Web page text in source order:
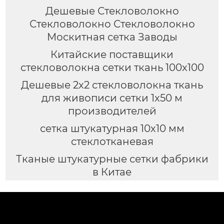
Дешевые Стекловолокно
Стекловолокно Стекловолокно
Москитная сетка Заводы
Китайские поставщики
стекловолокна сетки ткань 100x100
Дешевые 2x2 стекловолокна ткань
для живописи сетки 1x50 м
производителей
сетка штукатурная 10х10 мм
стеклотканевая
Тканые штукатурные сетки фабрики
в Китае